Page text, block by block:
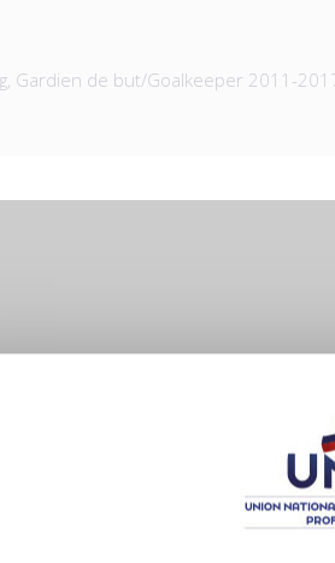
Gardien de but/Goalkeeper 2011-